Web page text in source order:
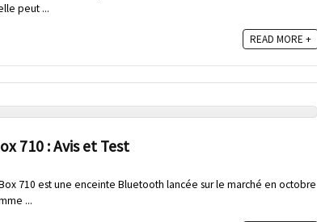
peut ...
READ MORE +
710 : Avis et Test
710 est une enceinte Bluetooth lancée sur le marché en octobre
...